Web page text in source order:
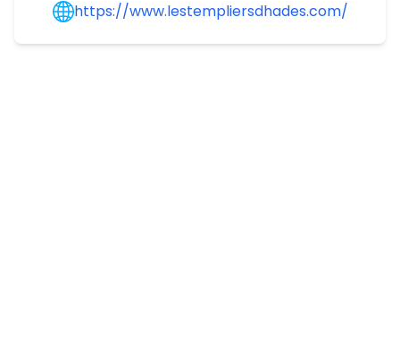
https://www.lestempliersdhades.com/